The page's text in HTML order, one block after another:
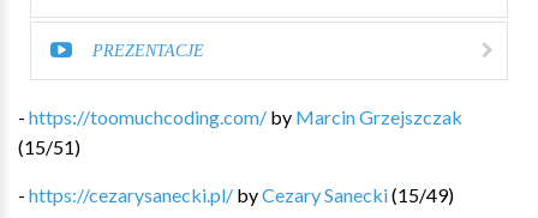
PREZENTACJE
- https://toomuchcoding.com/ by Marcin Grzejszczak
(15/51)
- https://cezarysanecki.pl/ byCezary Sanecki(15/49)